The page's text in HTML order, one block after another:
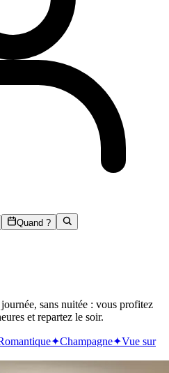
Quand ?
sans nuitée : vous profitez
et repartez le soir.
✦Champagne✦Vue sur